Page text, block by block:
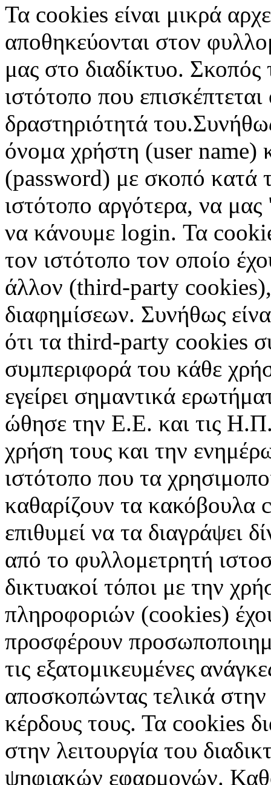
Τα cookies είναι μικρά
αποθηκεύονται στον
μας στο διαδίκτυο. Σκοπός
ιστότοπο που
δραστηριότητά
όνομα χρήστη (user name)
(password) με σκοπό κατά
ιστότοπο αργότερα, να μας
να κάνουμε login. Τα
τον ιστότοπο τον οποίο
άλλον (third-party
διαφημίσεων. Συνήθως
ότι τα third-party cookies
συμπεριφορά του κάθε
εγείρει σημαντικά
ώθησε την Ε.Ε. και τις
χρήση τους και την
ιστότοπο που τα
καθαρίζουν τα κακόβουλα
επιθυμεί να τα διαγράψει
από το φυλλομετρητή
δικτυακοί τόποι με την
πληροφοριών (cookies)
προσφέρουν
τις εξατομικευμένες
αποσκοπώντας τελικά
κέρδους τους. Τα cookies
στην λειτουργία του
ψηφιακών εφαρμογών.